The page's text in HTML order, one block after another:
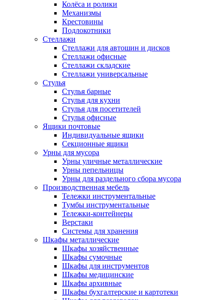
Колёса и ролики
Механизмы
Крестовины
Подлокотники
Стеллажи
Стеллажи для автошин и дисков
Стеллажи офисные
Стеллажи складские
Стеллажи универсальные
Стулья
Стулья барные
Стулья для кухни
Стулья для посетителей
Стулья офисные
Ящики почтовые
Индивидуальные ящики
Секционные ящики
Урны для мусора
Урны уличные металлические
Урны пепельницы
Урны для раздельного сбора мусора
Производственная мебель
Тележки инструментальные
Тумбы инструментальные
Тележки-контейнеры
Верстаки
Системы для хранения
Шкафы металлические
Шкафы хозяйственные
Шкафы сумочные
Шкафы для инструментов
Шкафы медицинские
Шкафы архивные
Шкафы бухгалтерские и картотеки